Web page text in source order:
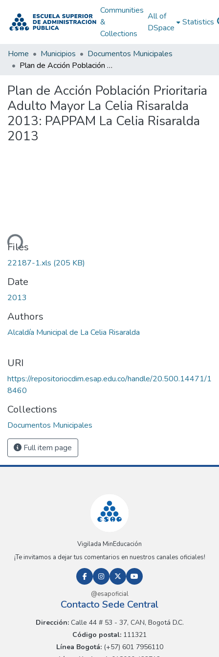
Communities
&
Collections
All of
DSpace
Statistics
Home Municipios
Documentos Municipales
Plan de Acción Población Prioritaria Adulto Mayor La Celia Risaralda 2013: PAPPAM La Celia Risaralda 2013
Plan de Acción Población Prioritaria
Adulto Mayor La Celia Risaralda
2013: PAPPAM La Celia Risaralda
2013
Files
22187-1.xls (205 KB)
Date
2013
Authors
Alcaldía Municipal de La Celia Risaralda
URI
https://repositoriocdim.esap.edu.co/handle/20.500.14471/1
8460
Collections
Documentos Municipales
Full item page
Vigilada MinEducación
¡Te invitamos a dejar tus comentarios en nuestros canales oficiales!
@esapoficial
Contacto Sede Central
Dirección:Calle 44 # 53 - 37, CAN, Bogotá D.C.
Código postal: 111321
Línea Bogotá:(+57) 601 7956110